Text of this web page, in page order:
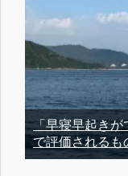
「早寝早起き
で評価されるも